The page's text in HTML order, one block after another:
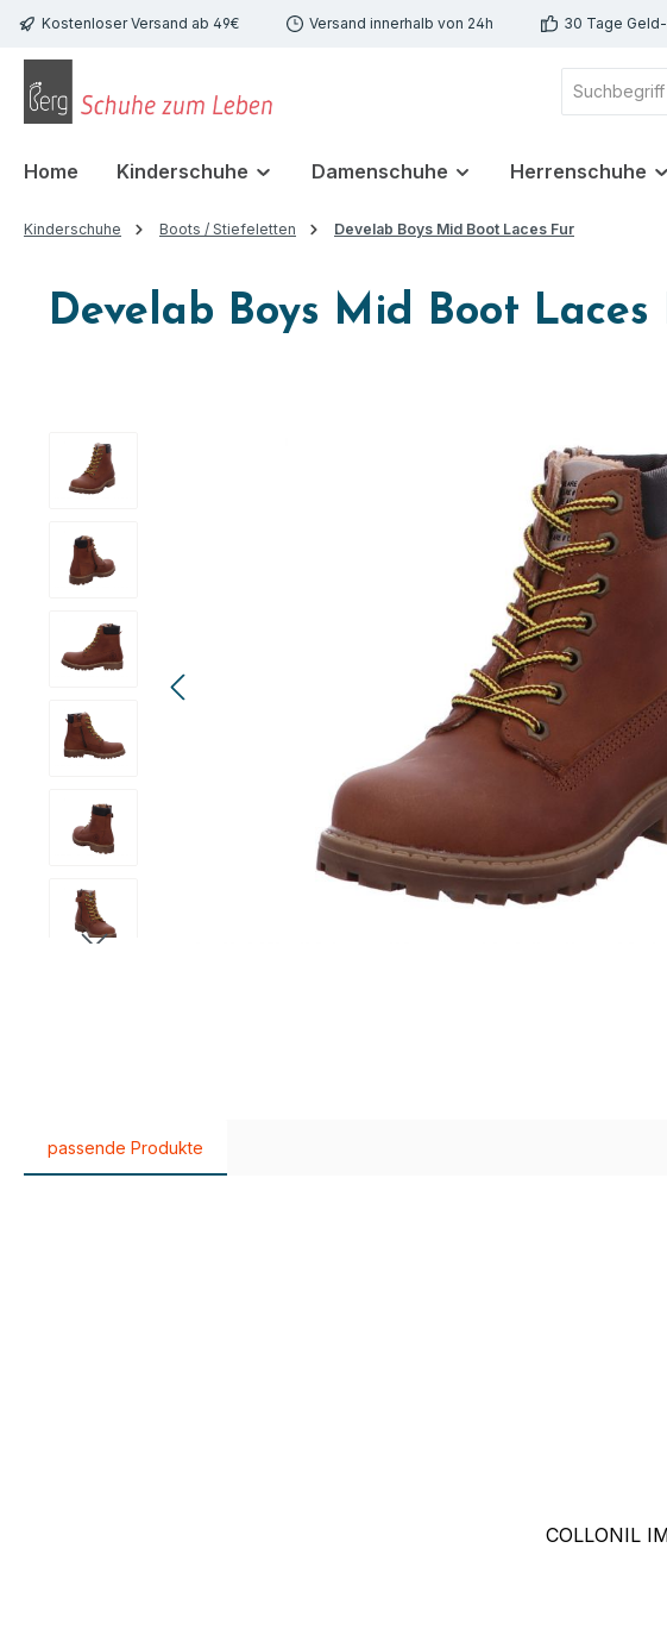
Hauptinhalt springen
Zur Suche springen
Zur Hauptnavigation springen
Kostenloser Versand ab 49€ Versand innerhalb von 24h 30 Tage
Home Kinderschuhe Damenschuhe Herrenschuhe
Kinderschuhe Boots / Stiefeletten Develab Boys Mid Boot Laces Fur
Develab Boys Mid Boot Laces
Bildergalerie überspringen
passende Produkte